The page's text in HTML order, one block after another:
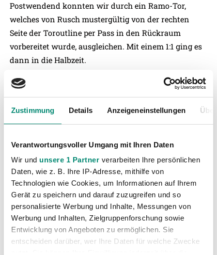
Zustimmung Details Anzeigeneinstellungen
Verantwortungsvoller Umgang mit Ihren Daten
Wir und unsere 1 Partner verarbeiten Ihre persönlichen
Daten, wie z. B. Ihre IP-Adresse, mithilfe von
Technologien wie Cookies, um Informationen auf Ihrem
Gerät zu speichern und darauf zuzugreifen und so
personalisierte Werbung und Inhalte, Messungen von
Werbung und Inhalten, Zielgruppenforschung sowie
Entwicklung von Angeboten zu ermöglichen. Sie
entscheiden darüber, wer Ihre Daten für welche Zwecke
Postwendend konnten wir durch ein Ramo-Tor,
welches von Rusch mustergültig von der rechten
Seite der Toroutline per Pass in den Rückraum
vorbereitet wurde, ausgleichen. Mit einem 1:1 ging es
dann in die Halbzeit.
schönen Konter über den eingewechselten Spiegl in
Führung gehen. Kurz darauf verpasste Chhada nach
Spiegl-Stangelpass sogar die Chance auf das 3:1. In
der Folge fanden die Gäste die eine oder andere
Torchance, agierten mit vielen langen Bällen,
woraufhin einer letztendlich zum späten
Ausgleistreffer verwertet werden konnte.
Mit der Intensität im Spiel und dem Willen der
Mannschaft konnten die Schwerpunkte der
Vorbereitung im Frühjahr zum Teil schon gut
umgesetzt werden.